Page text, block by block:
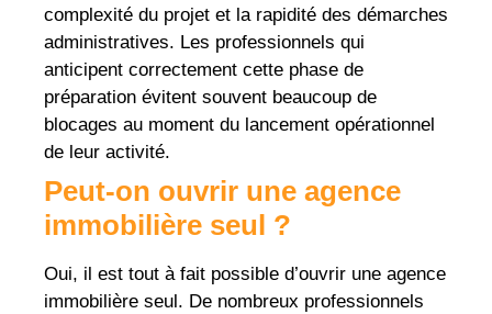
complexité du projet et la rapidité des démarches
administratives. Les professionnels qui
anticipent correctement cette phase de
préparation évitent souvent beaucoup de
blocages au moment du lancement opérationnel
de leur activité.
Peut-on ouvrir une agence
immobilière seul ?
Oui, il est tout à fait possible d’ouvrir une agence
immobilière seul. De nombreux professionnels